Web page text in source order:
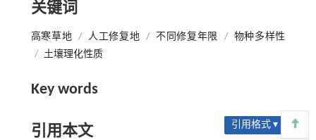
关键词
高寒草地 / 人工修复地 / 不同修复年限 /
物种多样性
/ 土壤理化性质
Key words
引用本文 引用格式 ▾